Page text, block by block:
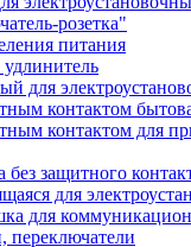
розетка"
питания
удлинитель
для
контактом
контактом для
без защитного
для
для
переключатели